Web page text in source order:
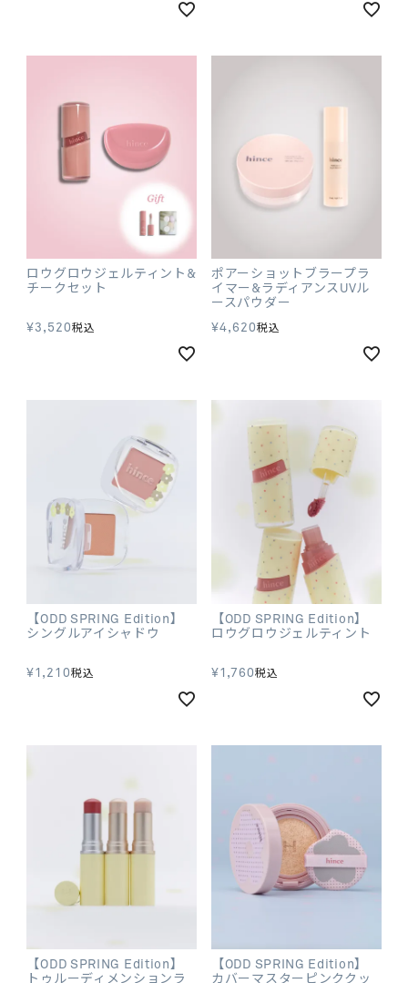
ロウグロウジェルティント&
チークセット
¥3,520税込
ポアーショットブラープラ
イマー&ラディアンスUVル
ースパウダー
¥4,620税込
【ODD SPRING Edition】
シングルアイシャドウ
¥1,210税込
【ODD SPRING Edition】
ロウグロウジェルティント
¥1,760税込
【ODD SPRING Edition】
トゥルーディメンションラ
【ODD SPRING Edition】
カバーマスターピンククッ